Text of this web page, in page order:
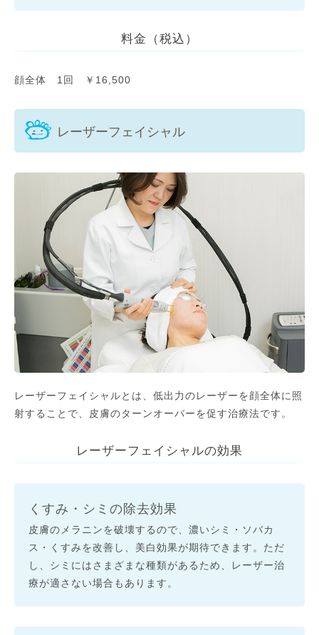
料金（税込）
顔全体 1回 ￥16,500
レーザーフェイシャル
レーザーフェイシャルとは、低出力のレーザーを顔全体に照
射することで、皮膚のターンオーバーを促す治療法です。
レーザーフェイシャルの効果
くすみ・シミの除去効果
皮膚のメラニンを破壊するので、濃いシミ・ソバカ
ス・くすみを改善し、美白効果が期待できます。ただ
し、シミにはさまざまな種類があるため、レーザー治
療が適さない場合もあります。